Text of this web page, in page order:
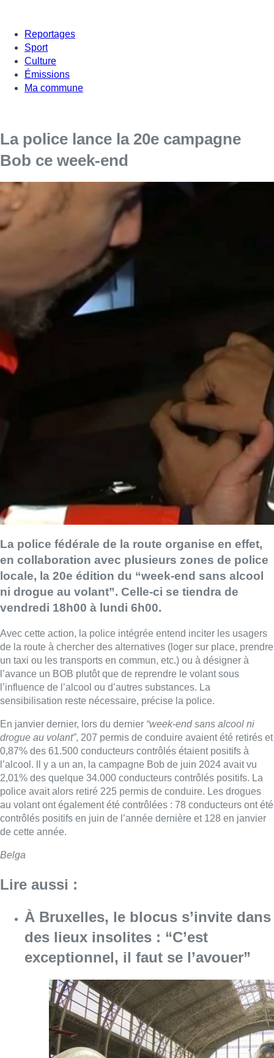
Reportages
Sport
Culture
Émissions
Ma commune
La police lance la 20e campagne
Bob ce week-end
La police fédérale de la route organise en effet,
en collaboration avec plusieurs zones de police
locale, la 20e édition du “week-end sans alcool
ni drogue au volant”. Celle-ci se tiendra de
vendredi 18h00 à lundi 6h00.
Avec cette action, la police intégrée entend inciter les usagers
de la route à chercher des alternatives (loger sur place, prendre
un taxi ou les transports en commun, etc.) ou à désigner à
l’avance un BOB plutôt que de reprendre le volant sous
l’influence de l’alcool ou d’autres substances. La
sensibilisation reste nécessaire, précise la police.
En janvier dernier, lors du dernier “week-end sans alcool ni
drogue au volant”, 207 permis de conduire avaient été retirés et
0,87% des 61.500 conducteurs contrôlés étaient positifs à
l’alcool. ll y a un an, la campagne Bob de juin 2024 avait vu
2,01% des quelque 34.000 conducteurs contrôlés positifs. La
police avait alors retiré 225 permis de conduire. Les drogues
au volant ont également été contrôlées : 78 conducteurs ont été
contrôlés positifs en juin de l’année dernière et 128 en janvier
de cette année.
Belga
Lire aussi :
À Bruxelles, le blocus s’invite dans
des lieux insolites : “C’est
exceptionnel, il faut se l’avouer”